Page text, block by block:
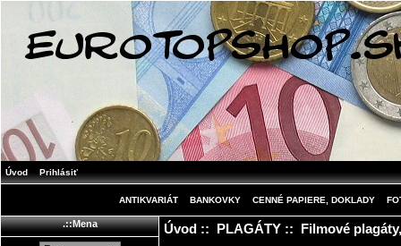
Úvod Prihlásiť
ANTIKVARIÁT BANKOVKY CENNÉ PAPIERE, DOKLADY
.::Mena Úvod:: PLAGÁTY:: Filmové